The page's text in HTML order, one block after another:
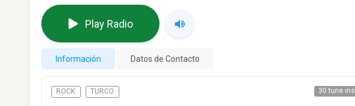
Play Radio
Información Datos de Contacto
ROCK TURCO 30 tune ins